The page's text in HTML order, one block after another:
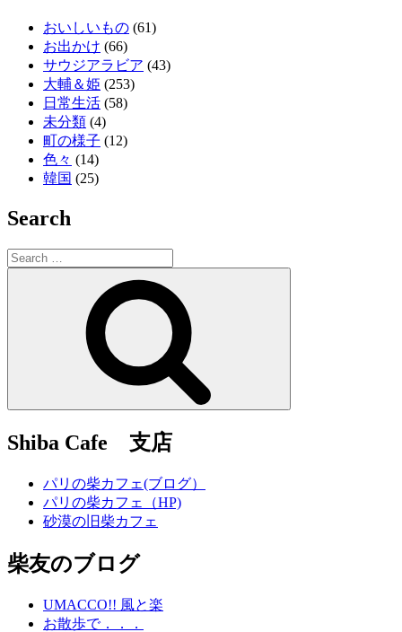
おいしいもの (61)
お出かけ (66)
サウジアラビア (43)
大輔＆姫 (253)
日常生活 (58)
未分類 (4)
町の様子 (12)
色々 (14)
韓国 (25)
Search
Search
for:
Shiba Cafe 支店
パリの柴カフェ(ブログ）
パリの柴カフェ（HP)
砂漠の旧柴カフェ
柴友のブログ
UMACCO!! 風と楽
お散歩で．．．